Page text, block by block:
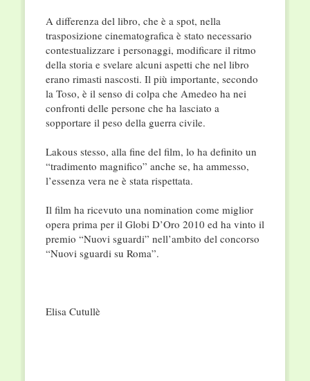
A differenza del libro, che è a spot, nella
trasposizione cinematografica è stato necessario
contestualizzare i personaggi, modificare il ritmo
della storia e svelare alcuni aspetti che nel libro
erano rimasti nascosti. Il più importante, secondo
la Toso, è il senso di colpa che Amedeo ha nei
confronti delle persone che ha lasciato a
sopportare il peso della guerra civile.
Lakous stesso, alla fine del film, lo ha definito un
“tradimento magnifico” anche se, ha ammesso,
l’essenza vera ne è stata rispettata.
Il film ha ricevuto una nomination come miglior
opera prima per il Globi D’Oro 2010 ed ha vinto il
premio “Nuovi sguardi” nell’ambito del concorso
“Nuovi sguardi su Roma”.
Elisa Cutullè